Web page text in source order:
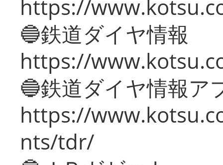
https://
🔵鉄道ダイヤ情報
https://
🔵鉄道ダイヤ情報ア
https://
nts/tdr/